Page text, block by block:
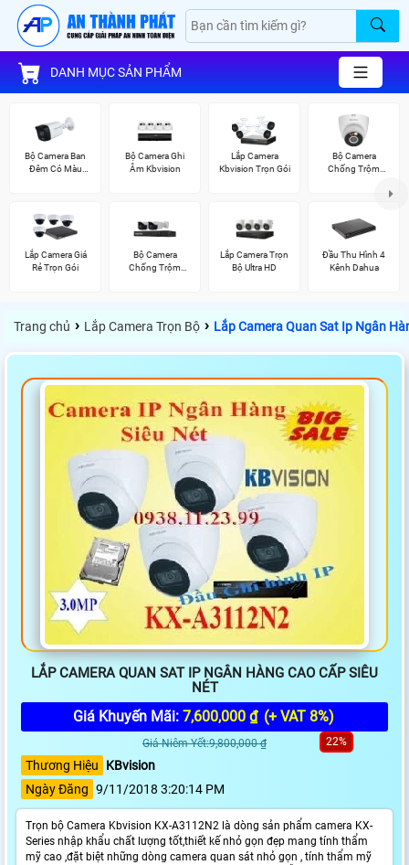
DANH MỤC SẢN PHẨM
Bộ Camera Ban
Đêm Có Màu
Bộ Camera Ghi
Âm Kbvision
Lắp Camera
Kbvision Trọn Gói
Bộ Camera
Chống Trộm
Lắp Camera Giá
Rẻ Trọn Gói
Bộ Camera
Chống Trộm
Lắp Camera Trọn
Bộ Ultra HD
Đầu Thu Hình 4
Kênh Dahua
Trang chủ › Lắp Camera Trọn Bộ › Lắp Camera Quan Sat Ip Ngân
LẮP CAMERA QUAN SAT IP NGÂN HÀNG CAO CẤP SIÊU
NÉT
Giá Khuyến Mãi: 7,600,000 ₫ (+ VAT 8%)
Giá Niêm Yết:9,800,000 ₫ 22%
Thương Hiệu
KBvision
Ngày Đăng 9/11/2018 3:20:14 PM
Trọn bộ Camera Kbvision KX-A3112N2 là dòng sản phẩm camera KX-
Series nhập khẩu chất lượng tốt,thiết kế nhỏ gọn đẹp mang tính thẩm
mỹ cao ,đặt biệt những dòng camera quan sát nhỏ gọn , tính thẩm mỹ